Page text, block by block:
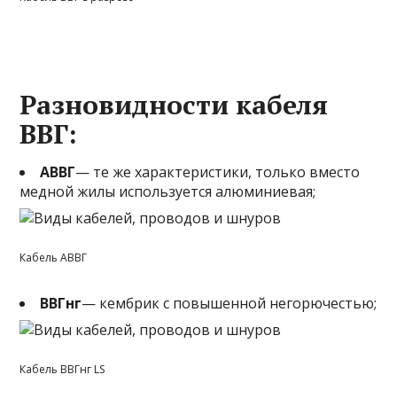
Разновидности кабеля
ВВГ:
АВВГ— те же характеристики, только вместо
медной жилы используется алюминиевая;
Кабель АВВГ
ВВГнг— кембрик с повышенной негорючестью;
Кабель ВВГнг LS